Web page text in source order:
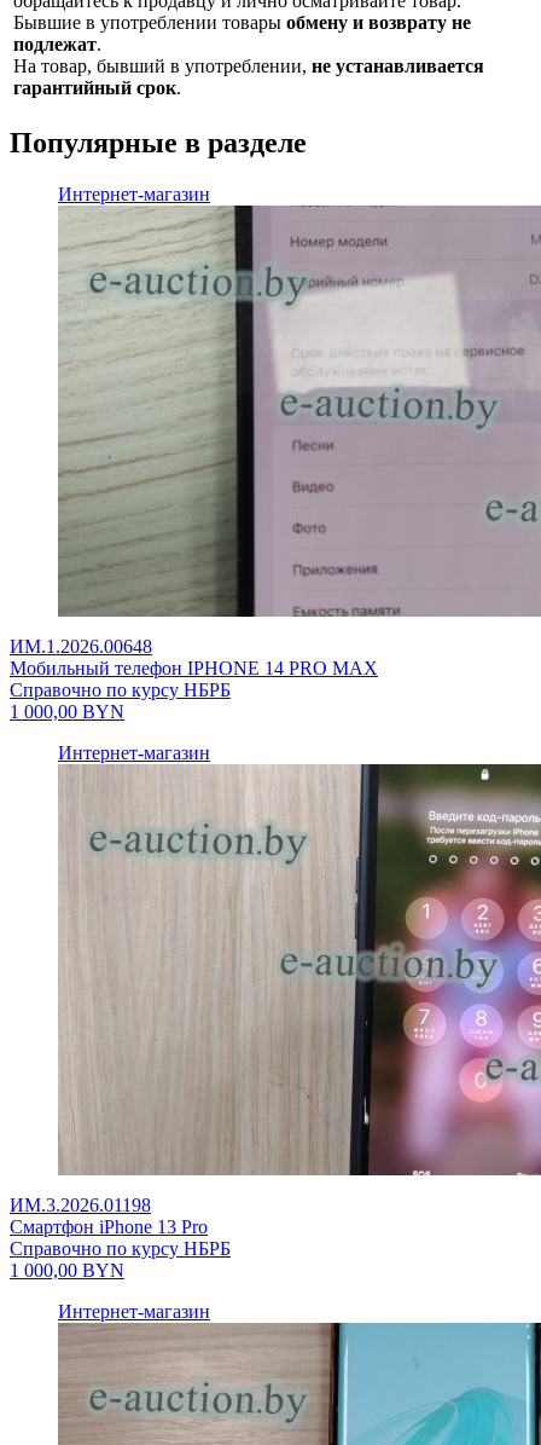
Бывшие в употреблении товары обмену и возврату не
подлежат.
На товар, бывший в употреблении, не устанавливается
гарантийный срок.
Популярные в разделе
Интернет-магазин
ИМ.1.2026.00648
Мобильный телефон IPHONE 14 PRO MAX
Справочно по курсу НБРБ
1 000,00 BYN
Интернет-магазин
ИМ.3.2026.01198
Смартфон iPhone 13 Pro
Справочно по курсу НБРБ
1 000,00 BYN
Интернет-магазин